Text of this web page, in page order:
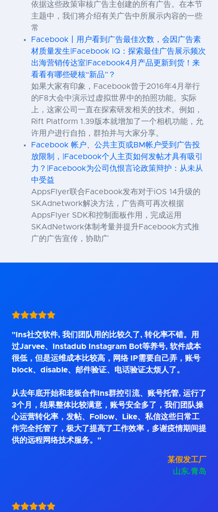
依据这些政策审核广告主创建的所有广告。在本节
主题中，我们将介绍有关广告中所展示内容的一些
常
Facebook丨用户看到广告最佳次数，会因广告素
材质量发生|Facebook IQ：探索最佳广告展示频次
出海营销传达室|Facebook4月产品更新到货！来
看看有哪些硬核“新品”？
如果大家有印象，Facebook曾于2016年4月举行
的F8大会中演示过虚拟世界中的拍照功能。实际
上，这家公司一直在探索研发相关的技术。例如，
Rift Platform 1.39版本就增加了一个相机功能，允
许用户进行自拍，群拍并与大家分享。
Facebook 帐户、公共主页或BM帐户受到广告投
放限制，|Facebook个人主页如何发帖才具有吸引
力？|Facebook为公司仇恨言论政策辩护：从未从
中受益
AppsFlyer联合Facebook发布对于iOS 14升级的
SKAdnetwork解决方法，广告商可再次根据
AppsFlyer SDK和控制面板作用，完成运用
SKAdNetwork体制考量并提升Facebook方式推
广的广告宣传，协助广
"Ins社交软件, 我们团队用的比较久了, 转化率不错。用
过Jarvee、Instadub Instagram Bot等养号, 软件成本
很低，但是运维成本比较高，网络 IP需要自己弄，账号
block、disable、邮件验证、电话验证太烦人了。
从去年底开始和老板合作Ins群控引流、账号托管, 运行了
3个月，结果整体比较满意，账号安全多了，我们团队操
心运营转化率，发帖、Follow、Like、私信这些日常工
作完全托管了，极大了提高了工作效率，多谢疫情期间提
供的远程网络技术服务。"
某假发工厂
山东.青岛